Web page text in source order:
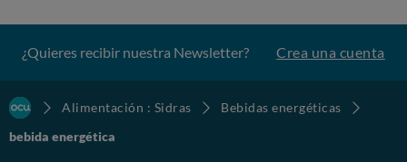
¿Quieres recibir nuestra Newsletter? Crea una cuenta
Alimentación : Sidras
Bebidas energéticas
bebida energética